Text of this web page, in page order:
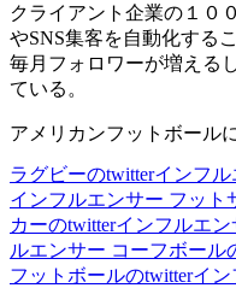
クライアント企業の１０
やSNS集客を自動化する
毎月フォロワーが増える
ている。
アメリカンフットボール
ラグビーのtwitterインフ
インフルエンサー フット
カーのtwitterインフルエン
ルエンサー コーフボール
フットボールのtwitterイ